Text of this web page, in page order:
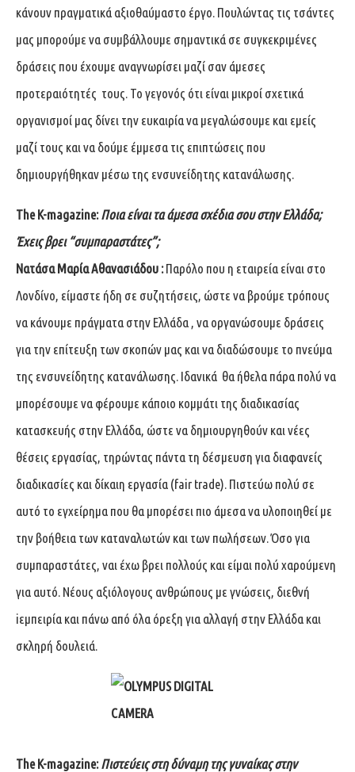
κάνουν πραγματικά αξιοθαύμαστο έργο. Πουλώντας τις τσάντες
μας μπορούμε να συμβάλλουμε σημαντικά σε συγκεκριμένες
δράσεις που έχουμε αναγνωρίσει μαζί σαν άμεσες
προτεραιότητές τους. Το γεγονός ότι είναι μικροί σχετικά
οργανισμοί μας δίνει την ευκαιρία να μεγαλώσουμε και εμείς
μαζί τους και να δούμε έμμεσα τις επιπτώσεις που
δημιουργήθηκαν μέσω της ενσυνείδητης κατανάλωσης.
TheK-magazine:Ποια είναι τα άμεσα σχέδια σου στην Ελλάδα;
Έχεις βρει “συμπαραστάτες”;
Νατάσα Μαρία Αθανασιάδου :Παρόλο που η εταιρεία είναι στο
Λονδίνο, είμαστε ήδη σε συζητήσεις, ώστε να βρούμε τρόπους
να κάνουμε πράγματα στην Ελλάδα , να οργανώσουμε δράσεις
για την επίτευξη των σκοπών μας και να διαδώσουμε το πνεύμα
της ενσυνείδητης κατανάλωσης. Ιδανικά θα ήθελα πάρα πολύ να
μπορέσουμε να φέρουμε κάποιο κομμάτι της διαδικασίας
κατασκευής στην Ελλάδα, ώστε να δημιουργηθούν και νέες
θέσεις εργασίας, τηρώντας πάντα τη δέσμευση για διαφανείς
διαδικασίες και δίκαιη εργασία (fair trade). Πιστεύω πολύ σε
αυτό το εγχείρημα που θα μπορέσει πιο άμεσα να υλοποιηθεί με
την βοήθεια των καταναλωτών και των πωλήσεων. Όσο για
συμπαραστάτες, ναι έχω βρει πολλούς και είμαι πολύ χαρούμενη
για αυτό. Νέους αξιόλογους ανθρώπους με γνώσεις, διεθνή
iεμπειρία και πάνω από όλα όρεξη για αλλαγή στην Ελλάδα και
σκληρή δουλειά.
TheK-magazine:Πιστεύεις στη δύναμη της γυναίκας στην